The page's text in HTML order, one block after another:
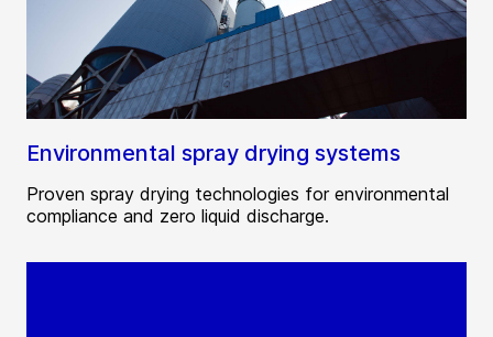
Environmental spray drying systems
Proven spray drying technologies for environmental
compliance and zero liquid discharge.